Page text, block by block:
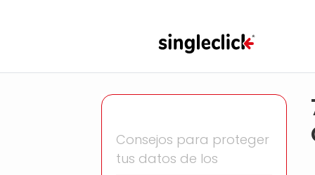
Consejos para proteger
tus datos de los